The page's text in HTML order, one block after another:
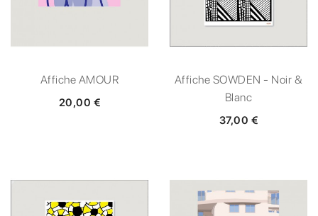
Affiche AMOUR
20,00 €
Affiche SOWDEN - Noir &
Blanc
37,00 €